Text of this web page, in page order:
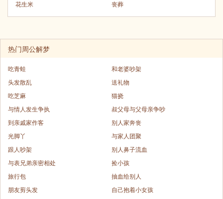
花生米
丧葬
热门周公解梦
吃青蛙
和老婆吵架
头发散乱
送礼物
吃芝麻
猫挠
与情人发生争执
叔父母与父母亲争吵
到亲戚家作客
别人家奔丧
光脚丫
与家人团聚
跟人吵架
别人鼻子流血
与表兄弟亲密相处
捡小孩
旅行包
抽血给别人
朋友剪头发
自己抱着小女孩